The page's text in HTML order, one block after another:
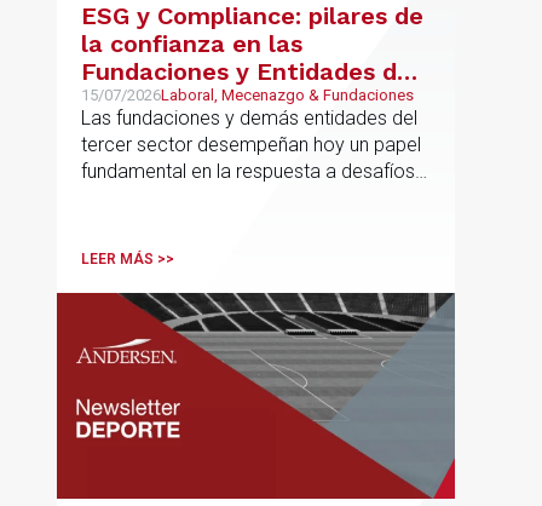
ESG y Compliance: pilares de
la confianza en las
Fundaciones y Entidades del
Tercer Sector – La confianza
ya no se presume, se
construye
15/07/2026Laboral, Mecenazgo & Fundaciones
Las fundaciones y demás entidades del
tercer sector desempeñan hoy un papel
fundamental en la respuesta a desafíos
LEER MÁS >>